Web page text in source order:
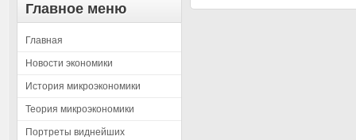
Главное меню
Главная
Новости экономики
История микроэкономики
Теория микроэкономики
Портреты виднейших